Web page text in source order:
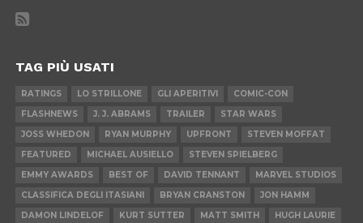
TAG PIÙ USATI
RATINGS LO STRILLONE GLI APERITIVI
COMIC-CON
FLASHNEWS
J. J. ABRAMS TRAILER
STAR WARS
JOSS WHEDON
RYAN MURPHY UPFRONT
STEVEN MOFFAT
FEATURED
MICHAEL AUSIELLO
STEVEN SPIELBERG
EMMY AWARDS
BEST OF DAVID TENNANT
MARVEL STUDIOS
CLASSIFICA DEGLI ITASIANI
BRYAN CRANSTON
JON HAMM
DAMON LINDELOF
KURT SUTTER MATT SMITH
HUGH LAURIE